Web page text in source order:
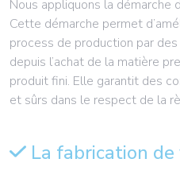
Nous appliquons la démarche
Cette démarche permet
process de production par
depuis l’achat de la matière
produit fini. Elle garantit des
et sûrs dans le respect de la
La fabrication de